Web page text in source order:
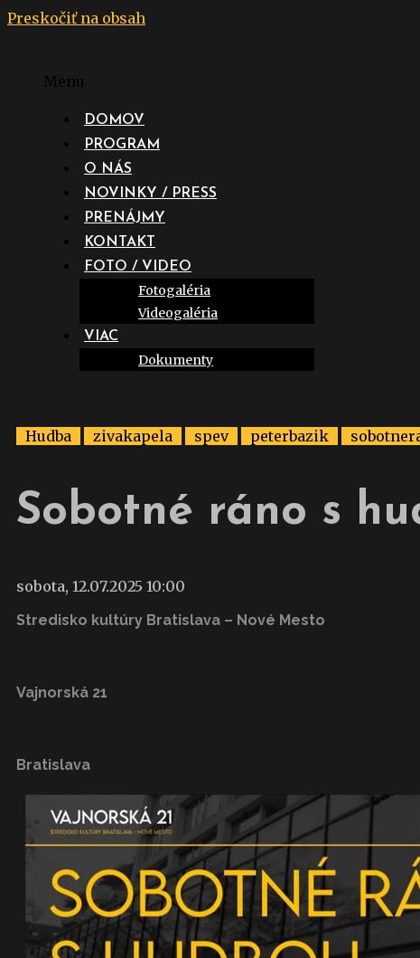
Preskočiť na obsah
Menu
DOMOV
PROGRAM
O NÁS
NOVINKY / PRESS
PRENÁJMY
KONTAKT
FOTO / VIDEO
Fotogaléria
Videogaléria
VIAC
Dokumenty
Hudba zivakapela spev peterbazik
Sobotné ráno s
sobota, 12.07.2025 10:00
Stredisko kultúry Bratislava – Nové Mesto
Vajnorská 21
Bratislava